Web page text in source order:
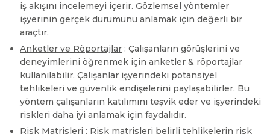
iş akışını incelemeyi içerir. Gözlemsel yöntemler
işyerinin gerçek durumunu anlamak için değerli bir
araçtır.
Anketler ve Röportajlar : Çalışanların görüşlerini ve
deneyimlerini öğrenmek için anketler & röportajlar
kullanılabilir. Çalışanlar işyerindeki potansiyel
tehlikeleri ve güvenlik endişelerini paylaşabilirler. Bu
yöntem çalışanların katılımını teşvik eder ve işyerindeki
riskleri daha iyi anlamak için faydalıdır.
Risk Matrisleri : Risk matrisleri belirli tehlikelerin risk